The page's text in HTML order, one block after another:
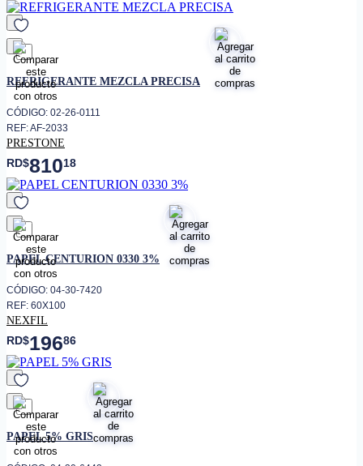
favorito
REFRIGERANTE MEZCLA PRECISA
CÓDIGO: 02-26-0111
REF: AF-2033
PRESTONE
RD$81018
favorito
PAPEL CENTURION 0330 3%
CÓDIGO: 04-30-7420
REF: 60X100
NEXFIL
RD$19686
favorito
PAPEL 5% GRIS